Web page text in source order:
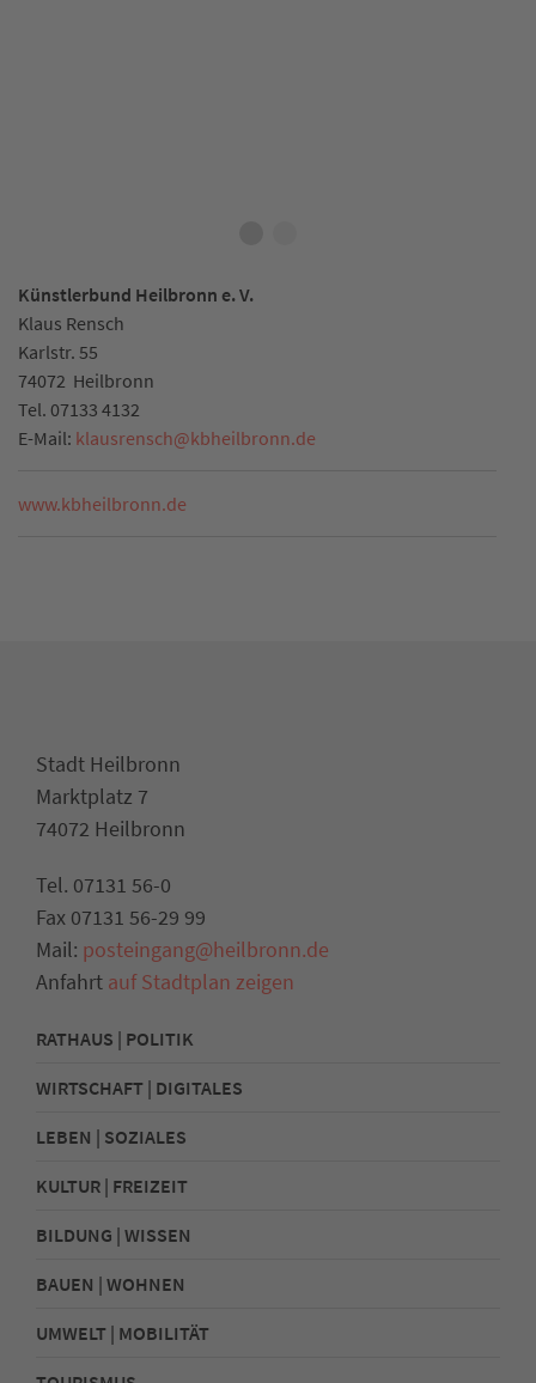
Künstlerbund Heilbronn e. V.
Klaus Rensch
Karlstr. 55
74072 Heilbronn
Tel. 07133 4132
E-Mail: klausrensch@kbheilbronn.de
www.kbheilbronn.de
Stadt Heilbronn
Marktplatz 7
74072 Heilbronn
Tel. 07131 56-0
Fax 07131 56-29 99
Mail: posteingang@heilbronn.de
Anfahrt auf Stadtplan zeigen
RATHAUS | POLITIK
WIRTSCHAFT | DIGITALES
LEBEN | SOZIALES
KULTUR | FREIZEIT
BILDUNG | WISSEN
BAUEN | WOHNEN
UMWELT | MOBILITÄT